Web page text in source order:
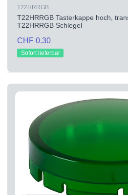
T22HRRGB
T22HRRGB Tasterkappe hoch,
T22HRRGB Schlegel
CHF 0.30
Sofort lieferbar